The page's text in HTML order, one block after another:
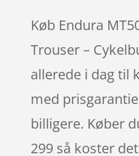
Køb Endura
Trouser –
allerede i dag til
med
billigere. Køber
299 så koster